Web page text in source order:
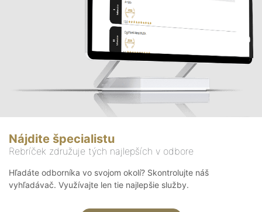
Nájdite špecialistu
Rebríček združuje tých najlepších v odbore
Hľadáte odborníka vo svojom okolí? Skontrolujte náš
vyhľadávač. Využívajte len tie najlepšie služby.